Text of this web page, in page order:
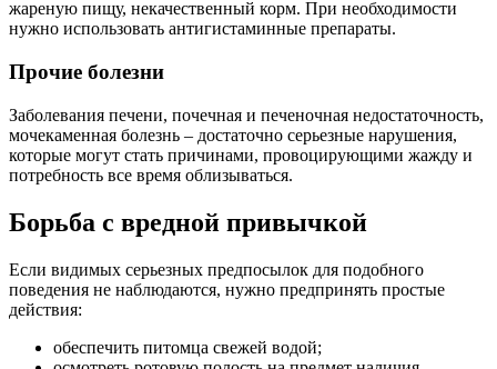
жареную пищу, некачественный корм. При необходимости
нужно использовать антигистаминные препараты.
Прочие болезни
Заболевания печени, почечная и печеночная недостаточность,
мочекаменная болезнь – достаточно серьезные нарушения,
которые могут стать причинами, провоцирующими жажду и
потребность все время облизываться.
Борьба с вредной привычкой
Если видимых серьезных предпосылок для подобного
поведения не наблюдаются, нужно предпринять простые
действия:
обеспечить питомца свежей водой;